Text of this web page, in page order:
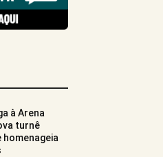
à Arena
turnê
homenageia